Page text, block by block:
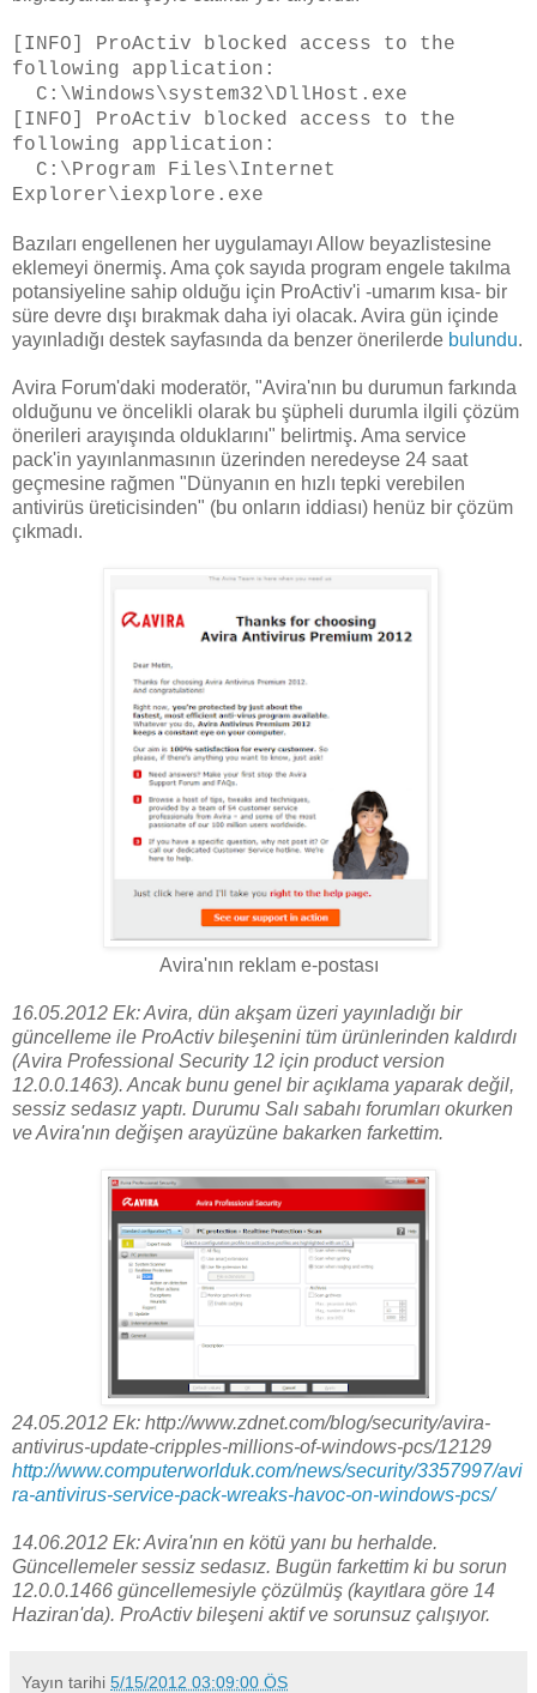
[INFO] ProActiv blocked access to the
following application:
C:\Windows\system32\DllHost.exe
[INFO] ProActiv blocked access to the
following application:
C:\Program Files\Internet
Explorer\iexplore.exe
Bazıları engellenen her uygulamayı Allow beyazlistesine
eklemeyi önermiş. Ama çok sayıda program engele takılma
potansiyeline sahip olduğu için ProActiv'i -umarım kısa- bir
süre devre dışı bırakmak daha iyi olacak. Avira gün içinde
yayınladığı destek sayfasında da benzer önerilerde bulundu.
Avira Forum'daki moderatör, "Avira'nın bu durumun farkında
olduğunu ve öncelikli olarak bu şüpheli durumla ilgili çözüm
önerileri arayışında olduklarını" belirtmiş. Ama service
pack'in yayınlanmasının üzerinden neredeyse 24 saat
geçmesine rağmen "Dünyanın en hızlı tepki verebilen
antivirüs üreticisinden" (bu onların iddiası) henüz bir çözüm
çıkmadı.
Avira'nın reklam e-postası
16.05.2012 Ek:Avira, dün akşam üzeri yayınladığı bir
güncelleme ile ProActiv bileşenini tüm ürünlerinden kaldırdı
(Avira Professional Security 12 için product version
12.0.0.1463). Ancak bunu genel bir açıklama yaparak değil,
sessiz sedasız yaptı. Durumu Salı sabahı forumları okurken
ve Avira'nın değişen arayüzüne bakarken farkettim.
24.05.2012 Ek: http://www.zdnet.com/blog/security/avira-
antivirus-update-cripples-millions-of-windows-pcs/12129
http://www.computerworlduk.com/news/security/3357997/avi
ra-antivirus-service-pack-wreaks-havoc-on-windows-pcs/
14.06.2012 Ek: Avira'nın en kötü yanı bu herhalde.
Güncellemeler sessiz sedasız. Bugün farkettim ki bu sorun
12.0.0.1466 güncellemesiyle çözülmüş (kayıtlara göre 14
Haziran'da). ProActiv bileşeni aktif ve sorunsuz çalışıyor.
Yayın tarihi 5/15/2012 03:09:00 ÖS